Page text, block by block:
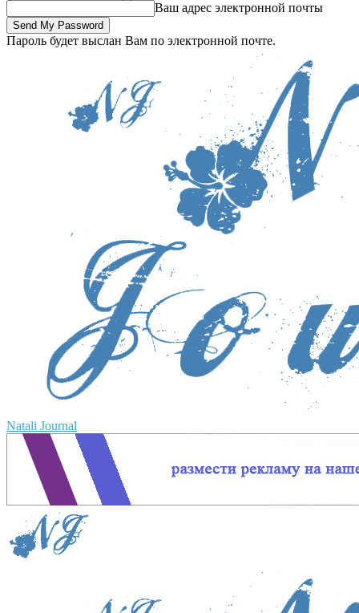
Ваш адрес электронной почты
Пароль будет выслан Вам по электронной почте.
Natali Journal